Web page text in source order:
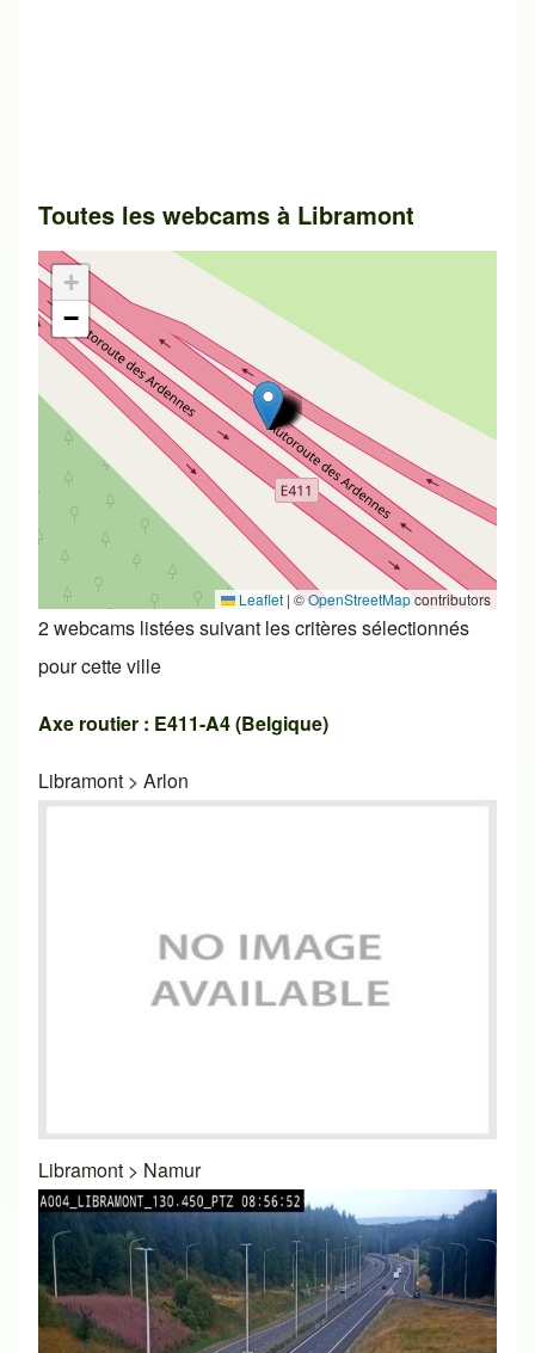
Toutes les webcams à Libramont
+
−
Leaflet | ©OpenStreetMapcontributors
2 webcams listées suivant les critères sélectionnés
pour cette ville
Axe routier : E411-A4 (Belgique)
Libramont > Arlon
Libramont > Namur